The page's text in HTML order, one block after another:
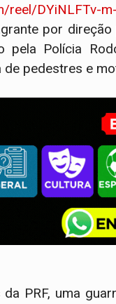
reel/DYiNLFTv-
por
Polícia
pedestres e
PRF, uma